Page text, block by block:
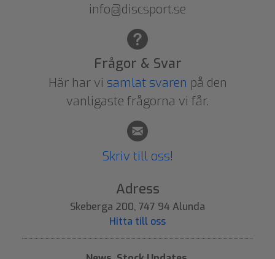
info@discsport.se
Frågor & Svar
Här har vi samlat svaren på den
vanligaste frågorna vi får.
Skriv till oss!
Adress
Skeberga 200, 747 94 Alunda
Hitta till oss